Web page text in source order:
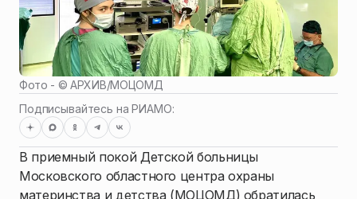
Фото - ©АРХИВ/МОЦОМД
Подписывайтесь на РИАМО:
В приемный покой Детской больницы
Московского областного центра охраны
материнства и детства (МОЦОМД) обратилась